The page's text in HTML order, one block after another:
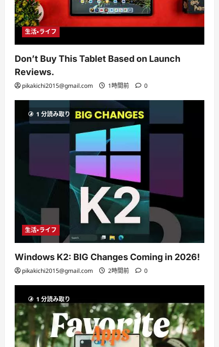
生活・ライフ
Don’t Buy This Tablet Based on Launch
Reviews.
pikakichi2015@gmail.com 1時間前 0
1 分読み取り
生活・ライフ
Windows K2: BIG Changes Coming in 2026!
pikakichi2015@gmail.com 2時間前 0
1 分読み取り